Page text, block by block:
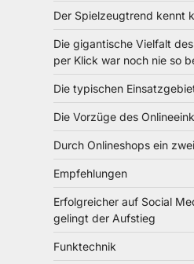
Der Spielzeugtrend kennt
Die gigantische Vielfalt
per Klick war noch nie so
Die typischen
Die Vorzüge des
Durch Onlineshops ein
Empfehlungen
Erfolgreicher auf Social
gelingt der Aufstieg
Funktechnik